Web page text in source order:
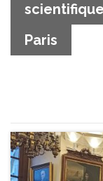
Paris